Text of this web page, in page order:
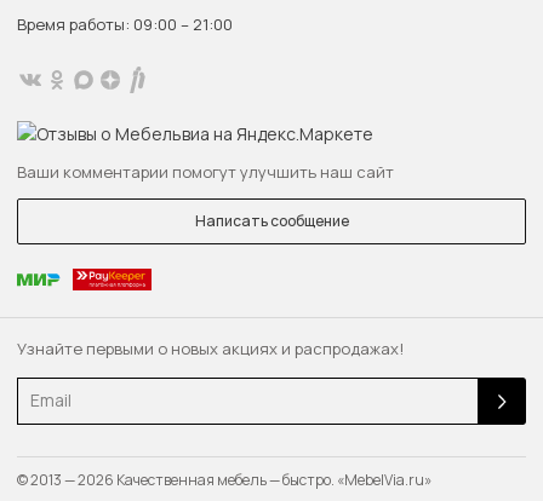
Узнайте первыми о новых акциях и распродажах!
Email
Время работы: 09:00 – 21:00
Ваши комментарии помогут улучшить наш сайт
Написать сообщение
© 2013 — 2026 Качественная мебель — быстро. «MebelVia.ru»